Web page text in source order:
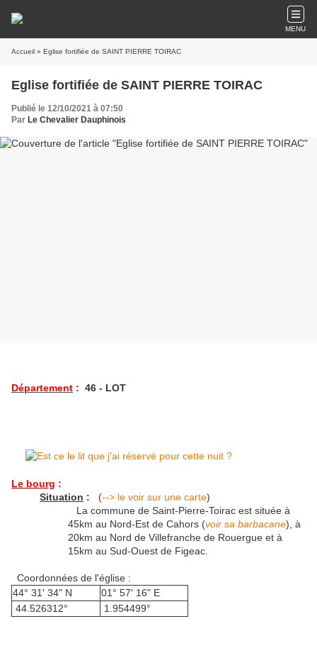
MENU
Accueil » Eglise fortifiée de SAINT PIERRE TOIRAC
Eglise fortifiée de SAINT PIERRE TOIRAC
Publié le 12/10/2021 à 07:50
Par Le Chevalier Dauphinois
Département : 46 - LOT
Le bourg :
Situation : (--> le voir sur une carte)
La commune de Saint-Pierre-Toirac est située à
45km au Nord-Est de Cahors (voir sa barbacane), à
20km au Nord de Villefranche de Rouergue et à
15km au Sud-Ouest de Figeac.
Coordonnées de l'église :
44° 31' 34" N
01° 57' 16" E
44.526312°
1.954499°